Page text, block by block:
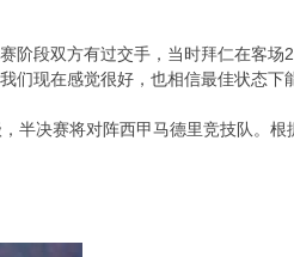
段双方有过交手，当时拜仁在客
们现在感觉很好，也相信最佳状态下
半决赛将对阵西甲马德里竞技队。